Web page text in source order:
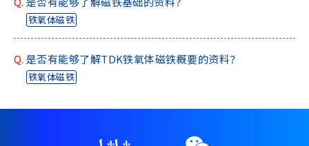
铁氧体磁铁
Q. 是否有能够了解TDK铁氧体磁铁概要的资料？
铁氧体磁铁